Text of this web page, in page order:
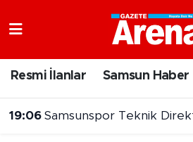
Resmi İlanlar Samsun Haber
19:06 Samsunspor Teknik Direktörü
Samsun Namaz Vakitleri